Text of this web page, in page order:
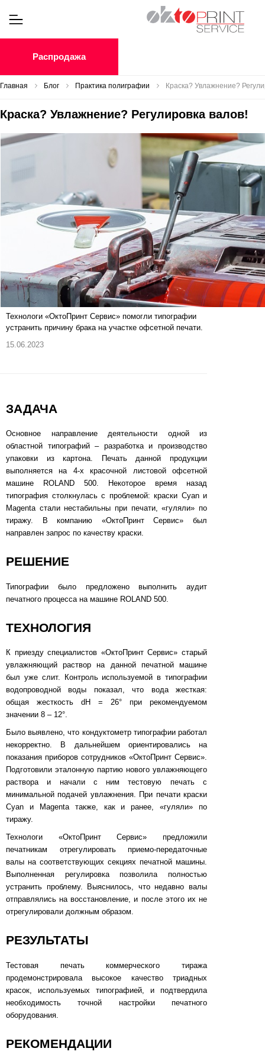
Распродажа
Главная Блог Практика полиграфии Краска? Увлажнение?
Краска? Увлажнение? Регулировка валов!
Технологи «ОктоПринт Сервис» помогли типографии
устранить причину брака на участке офсетной печати.
15.06.2023
ЗАДАЧА
Основное направление деятельности одной из
областной типографий – разработка и производство
упаковки из картона. Печать данной продукции
выполняется на 4-х красочной листовой офсетной
машине ROLAND 500. Некоторое время назад
типография столкнулась с проблемой: краски Cyan и
Magenta стали нестабильны при печати, «гуляли» по
тиражу. В компанию «ОктоПринт Сервис» был
направлен запрос по качеству краски.
РЕШЕНИЕ
Типографии было предложено выполнить аудит
печатного процесса на машине ROLAND 500.
ТЕХНОЛОГИЯ
К приезду специалистов «ОктоПринт Сервис» старый
увлажняющий раствор на данной печатной машине
был уже слит. Контроль используемой в типографии
водопроводной воды показал, что вода жесткая:
общая жесткость dH = 26° при рекомендуемом
значении 8 – 12°.
Было выявлено, что кондуктометр типографии работал
некорректно. В дальнейшем ориентировались на
показания приборов сотрудников «ОктоПринт Сервис».
Подготовили эталонную партию нового увлажняющего
раствора и начали с ним тестовую печать с
минимальной подачей увлажнения. При печати краски
Cyan и Magenta также, как и ранее, «гуляли» по
тиражу.
Технологи «ОктоПринт Сервис» предложили
печатникам отрегулировать приемо-передаточные
валы на соответствующих секциях печатной машины.
Выполненная регулировка позволила полностью
устранить проблему. Выяснилось, что недавно валы
отправлялись на восстановление, и после этого их не
отрегулировали должным образом.
РЕЗУЛЬТАТЫ
Тестовая печать коммерческого тиража
продемонстрировала высокое качество триадных
красок, используемых типографией, и подтвердила
необходимость точной настройки печатного
оборудования.
РЕКОМЕНДАЦИИ